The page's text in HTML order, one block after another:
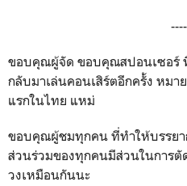
ขอบคุณผู้จัด ขอบคุณสปอนเซอร์ ที่
กลับมาเล่นคอนเสิร์ตอีกครั้ง หมา
แรกในไทย แหม่
ขอบคุณผู้ชมทุกคน ที่ทำให้บรรยา
ส่วนร่วมของทุกคนมีส่วนในการตั
วงเหมือนกันนะ